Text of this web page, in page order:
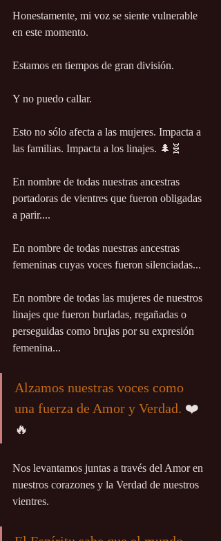
Honestamente, mi voz se siente vulnerable
en este momento.
Estamos en tiempos de gran división.
Y no puedo callar.
Esto no sólo afecta a las mujeres. Impacta a
las familias. Impacta a los linajes. 🌲🧬
En nombre de todas nuestras ancestras
portadoras de vientres que fueron obligadas
a parir....
En nombre de todas nuestras ancestras
femeninas cuyas voces fueron silenciadas...
En nombre de todas las mujeres de nuestros
linajes que fueron burladas, regañadas o
perseguidas como brujas por su expresión
femenina...
Alzamos nuestras voces como
una fuerza de Amor y Verdad. ❤️
🔥
Nos levantamos juntas a través del Amor en
nuestros corazones y la Verdad de nuestros
vientres.